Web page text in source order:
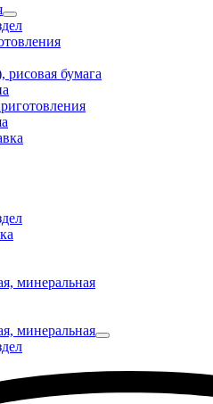
бумага
минеральная
минеральная